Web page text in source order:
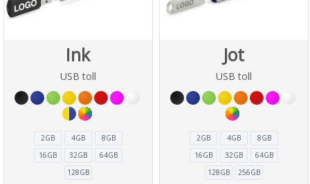
Ink
USB toll
2GB 4GB
8GB
16GB
32GB
64GB
128GB
Jot
USB toll
2GB 4GB
8GB
16GB
32GB
64GB
128GB
256GB